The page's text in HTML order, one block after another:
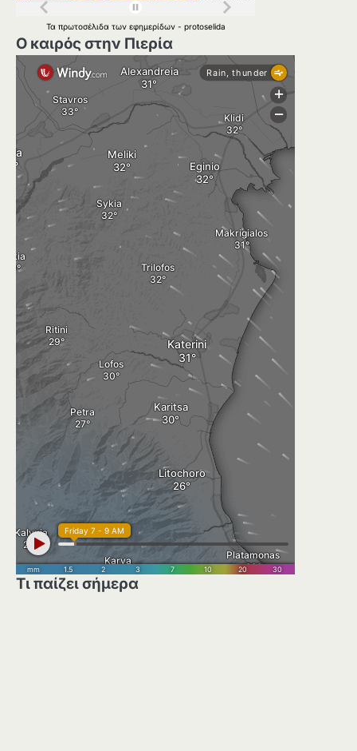
Τα πρωτοσέλιδα των εφημερίδων - protoselida
Ο καιρός στην Πιερία
Τι παίζει σήμερα